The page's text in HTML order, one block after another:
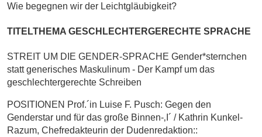
Wie begegnen wir der Leichtgläubigkeit?
TITELTHEMA GESCHLECHTERGERECHTE SPRACHE
STREIT UM DIE GENDER-SPRACHE Gender*sternchen
statt generisches Maskulinum - Der Kampf um das
geschlechtergerechte Schreiben
POSITIONEN Prof.´in Luise F. Pusch: Gegen den
Genderstar und für das große Binnen-‚I´ / Kathrin Kunkel-
Razum, Chefredakteurin der Dudenredaktion::